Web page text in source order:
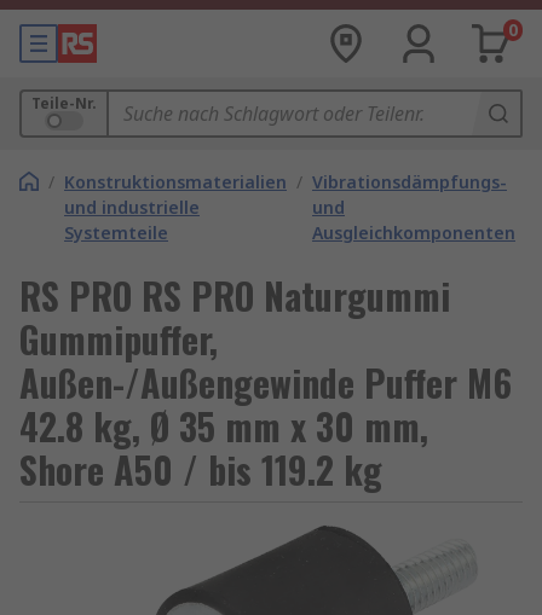
0
Teile-Nr.
/ Konstruktionsmaterialien
und industrielle
Systemteile
/ Vibrationsdämpfungs-
und
Ausgleichkomponenten
RS PRO RS PRO Naturgummi
Gummipuffer,
Außen-/Außengewinde Puffer M6
42.8 kg, Ø 35 mm x 30 mm,
Shore A50 / bis 119.2 kg